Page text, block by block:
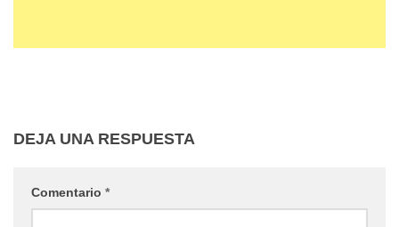
DEJA UNA RESPUESTA
Comentario *